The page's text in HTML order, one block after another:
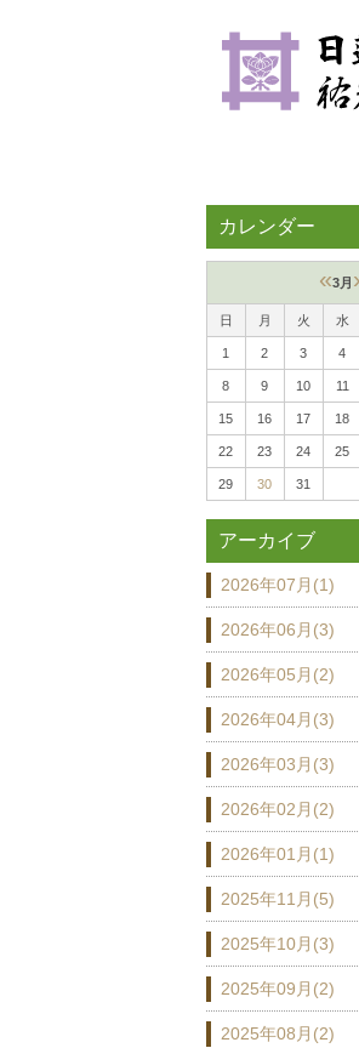
カレンダー
«3月
日 月 火 水
1 2 3 4
8 9 10 11
15 16 17 18
22 23 24 25
29 30 31
アーカイブ
2026年07月(1)
2026年06月(3)
2026年05月(2)
2026年04月(3)
2026年03月(3)
2026年02月(2)
2026年01月(1)
2025年11月(5)
2025年10月(3)
2025年09月(2)
2025年08月(2)